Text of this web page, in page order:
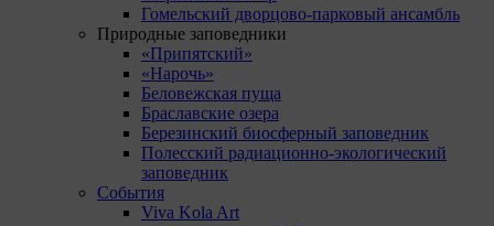
Гомельский дворцово-парковый ансамбль
Природные заповедники
«Припятский»
«Нарочь»
Беловежская пуща
Браславские озера
Березинский биосферный заповедник
Полесский радиационно-экологический
заповедник
События
Viva Kola Art